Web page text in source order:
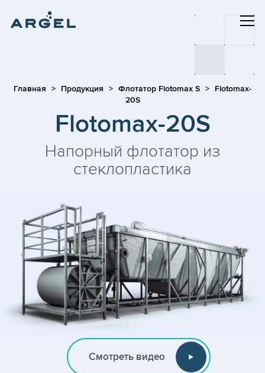
Главная Продукция Флотатор Flotomax S
Flotomax-
20S
Flotomax-20S
Напорный флотатор из
стеклопластика
Смотреть видео